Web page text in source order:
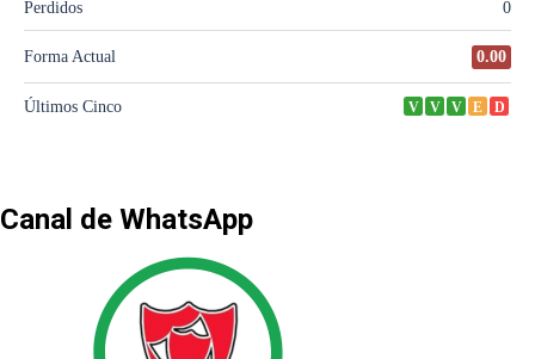
Canal de WhatsApp